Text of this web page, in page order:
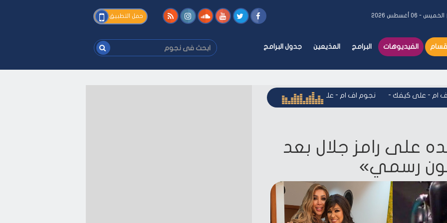
الخميس - ٠٦ أغسطس ٢٠٢٦ حمل التطبيق
الفيديوهات البرامج المذيعين جدول البرامج
ابحث
فى
فى
- - على كيفك -نجوم اف ام - على كيفك نجوم اف ام - على كيفك
على رامز جلال بعد
رسمي»